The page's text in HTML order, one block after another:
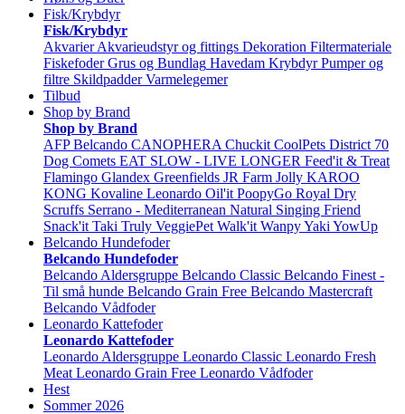
Fisk/Krybdyr
Fisk/Krybdyr
Akvarier Akvarieudstyr og fittings Dekoration Filtermateriale
Fiskefoder Grus og Bundlag Havedam Krybdyr Pumper og
filtre Skildpadder Varmelegemer
Tilbud
Shop by Brand
Shop by Brand
AFP Belcando CANOPHERA Chuckit CoolPets District 70
Dog Comets EAT SLOW - LIVE LONGER Feed'it & Treat
Flamingo Glandex Greenfields JR Farm Jolly KAROO
KONG Kovaline Leonardo Oil'it PoopyGo Royal Dry
Scruffs Serrano - Mediterranean Natural Singing Friend
Snack'it Taki Truly VeggiePet Walk'it WanpyYaki YowUp
Belcando Hundefoder
Belcando Hundefoder
Belcando Aldersgruppe Belcando Classic Belcando Finest -
Til små hunde Belcando Grain Free Belcando Mastercraft
Belcando Vådfoder
Leonardo Kattefoder
Leonardo Kattefoder
Leonardo Aldersgruppe Leonardo Classic Leonardo Fresh
Meat Leonardo Grain Free Leonardo Vådfoder
Hest
Sommer 2026